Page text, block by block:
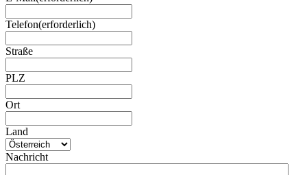
Telefon(erforderlich)
Straße
PLZ
Ort
Land
Nachricht